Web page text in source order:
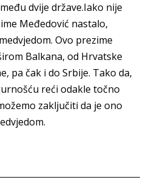
dvije države.Iako nije
Međedović nastalo,
Ovo prezime
Balkana, od Hrvatske
pa čak i do Srbije. Tako da,
reći odakle točno
zaključiti da je ono